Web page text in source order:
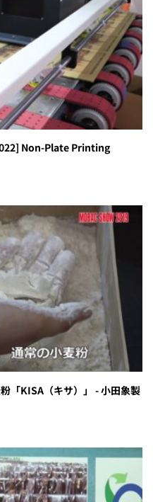
Non-Plate Printing
「KISA（キサ）」 - 小田象製